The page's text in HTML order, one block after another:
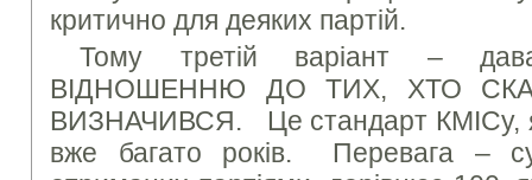
критично для деяких партій.
Тому третій варіант –
ВІДНОШЕННЮ ДО ТИХ, ХТО
ВИЗНАЧИВСЯ. Це стандарт КМІСу,
вже багато років. Перевага –